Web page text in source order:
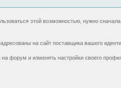
этой возможностью, нужно
на сайт поставщика вашего
форум и изменять настройки своего